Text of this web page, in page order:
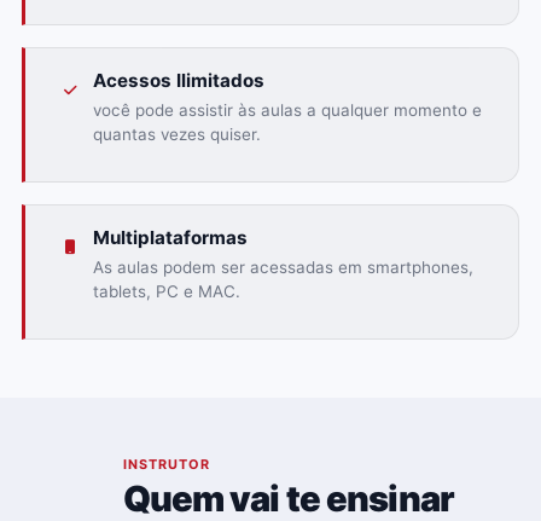
Acessos Ilimitados
você pode assistir às aulas a qualquer momento e
quantas vezes quiser.
Multiplataformas
As aulas podem ser acessadas em smartphones,
tablets, PC e MAC.
INSTRUTOR
Quem vai te ensinar